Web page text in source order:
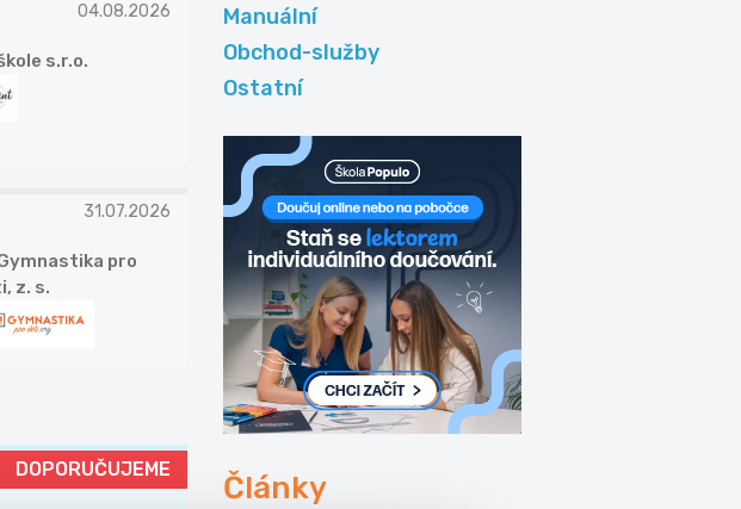
04.08.2026
s.r.o.
31.07.2026
pro
z. s.
DOPORUČUJEME
Manuální
Obchod-služby
Ostatní
Články